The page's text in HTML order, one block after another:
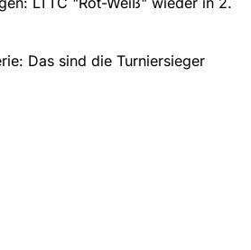
Das sind die Turniersieger